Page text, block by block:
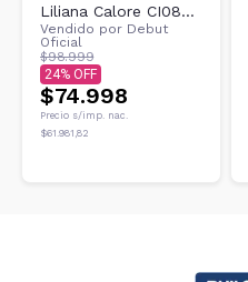
Liliana Calore CI080
700/1400 Watts
Vendido por Debut
Oficial
$98.999
24
$74.998
Precio s/imp. nac.
$61.981,82